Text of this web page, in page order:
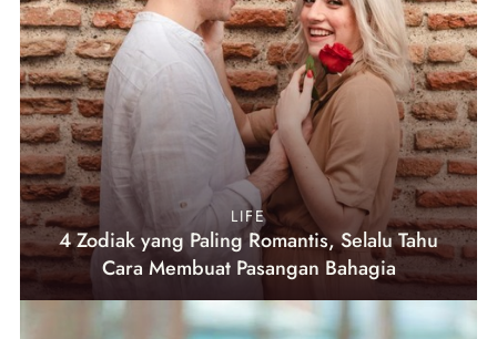
LIFE
4 Zodiak yang Paling Romantis, Selalu Tahu
Cara Membuat Pasangan Bahagia